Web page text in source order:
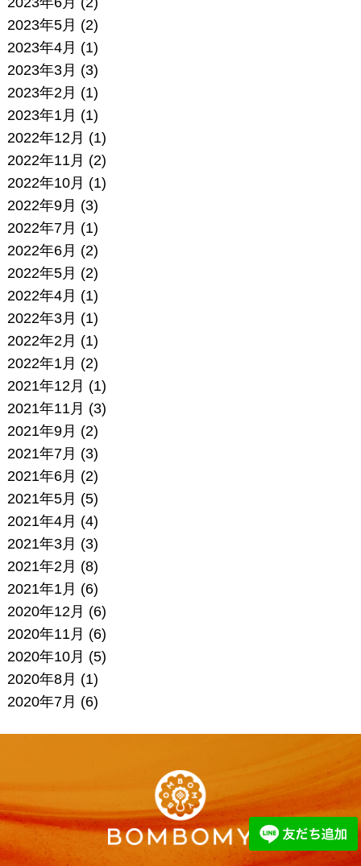
2023年5月 (2)
2023年4月 (1)
2023年3月 (3)
2023年2月 (1)
2023年1月 (1)
2022年12月 (1)
2022年11月 (2)
2022年10月 (1)
2022年9月 (3)
2022年7月 (1)
2022年6月 (2)
2022年5月 (2)
2022年4月 (1)
2022年3月 (1)
2022年2月 (1)
2022年1月 (2)
2021年12月 (1)
2021年11月 (3)
2021年9月 (2)
2021年7月 (3)
2021年6月 (2)
2021年5月 (5)
2021年4月 (4)
2021年3月 (3)
2021年2月 (8)
2021年1月 (6)
2020年12月 (6)
2020年11月 (6)
2020年10月 (5)
2020年8月 (1)
2020年7月 (6)